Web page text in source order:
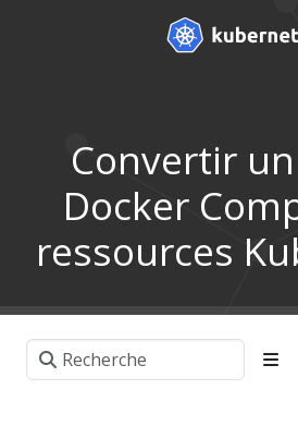
Convertir
Docker
ressources